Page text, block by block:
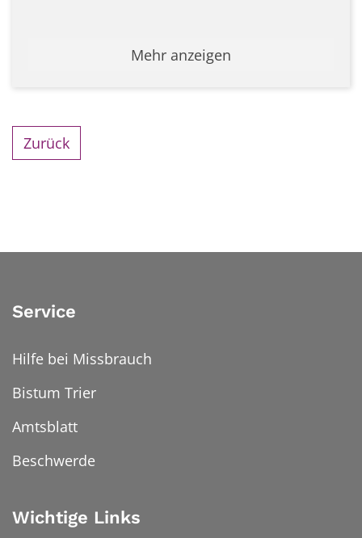
Mehr anzeigen
Zurück
Service
Hilfe bei Missbrauch
Bistum Trier
Amtsblatt
Beschwerde
Wichtige Links